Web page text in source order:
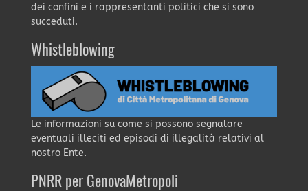
dei confini e i rappresentanti politici che si sono
succeduti.
Whistleblowing
Le informazioni su come si possono segnalare
eventuali illeciti ed episodi di illegalità relativi al
nostro Ente.
PNRR per GenovaMetropoli